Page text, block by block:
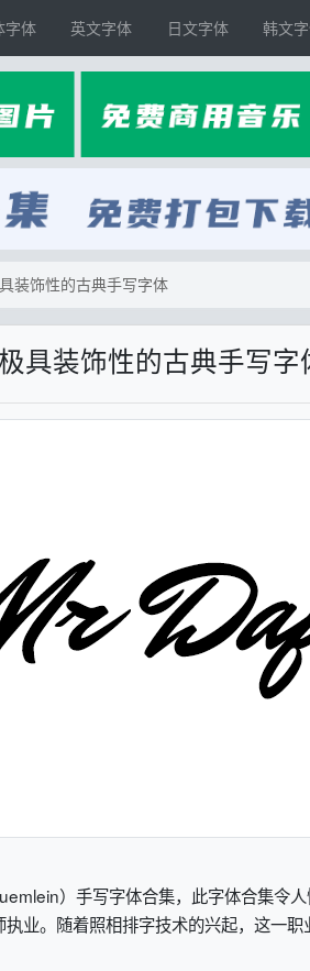
字体 英文字体 日文字体 韩文
装饰性的古典手写字体
具装饰性的古典手写字
）手写字体合集，此字体合集令
业。随着照相排字技术的兴起，这一